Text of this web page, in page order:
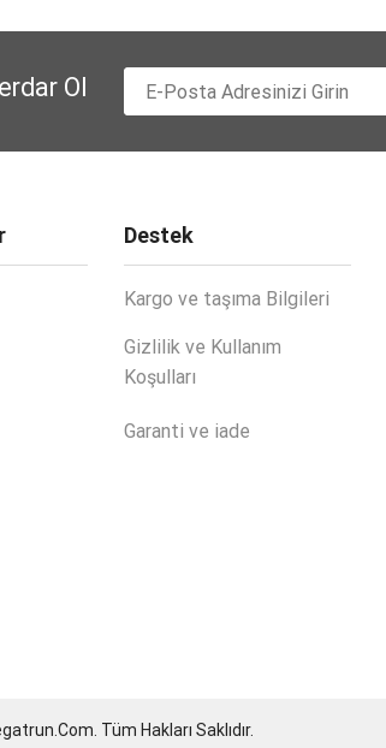
Ol
Destek
Kargo ve taşıma Bilgileri
Gizlilik ve Kullanım
Koşulları
Garanti ve iade
Tüm Hakları Saklıdır.